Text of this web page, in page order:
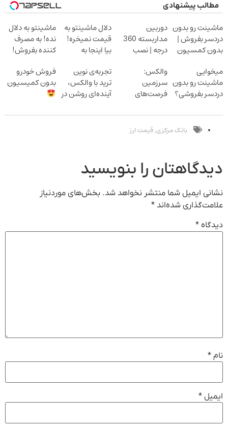
مطالب پیشنهادی
ماشینت رو بدون
دردسر بفروش |
بدون کمسیون
دوربین
مداربسته 360
درجه | نصب
دلال ماشینتو به
قیمت نمیخره!
بیا اینجا به
بفروش*فقط
خریدار واقعی*
ماشینتو به دلال
نده! به مصرف
کننده بفروش!
یک تماس
میخوایی
ماشینت رو بدون
دردسر بفروشی؟
والکس:
سرزمین
فرصت‌های
دیجیتال شما
تجربه‌ی نوین
ترید با والکس،
آینده‌ای روشن در
فروش خودرو
بدون کمیسیون
بانک مرکزی,قیمت ارز
دیدگاهتان را بنویسید
نشانی ایمیل شما منتشر نخواهد شد. بخش‌های موردنیاز
علامت‌گذاری شده‌اند *
دیدگاه *
نام *
ایمیل *